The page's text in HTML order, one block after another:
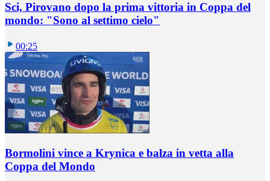
Sci, Pirovano dopo la prima vittoria in Coppa del
mondo: "Sono al settimo cielo"
00:25
Bormolini vince a Krynica e balza in vetta alla
Coppa del Mondo